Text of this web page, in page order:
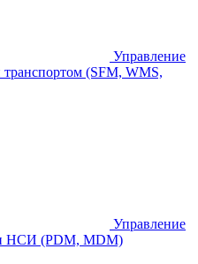
Управление
(SFM, WMS,
Управление
НСИ (PDM, MDM)